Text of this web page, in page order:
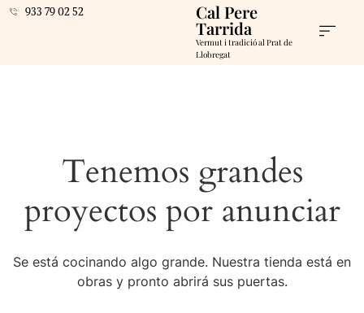
933 79 02 52 Cal Pere
Tarrida
Vermut i tradició al Prat de
Llobregat
Tenemos grandes
proyectos por anunciar
Se está cocinando algo grande. Nuestra tienda está en
obras y pronto abrirá sus puertas.